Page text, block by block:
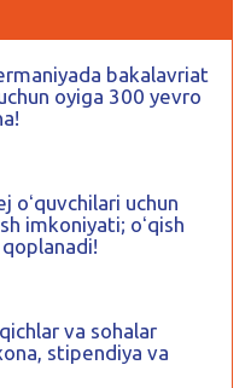
bakalavriat
oyiga 300 yevro
oʻquvchilari uchun
imkoniyati; oʻqish
va sohalar
stipendiya va